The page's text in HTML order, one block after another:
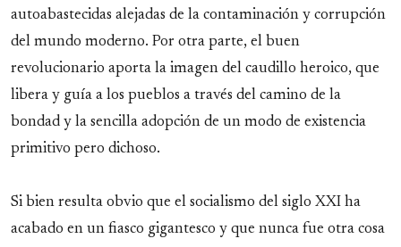
autoabastecidas alejadas de la contaminación y corrupción
del mundo moderno. Por otra parte, el buen
revolucionario aporta la imagen del caudillo heroico, que
libera y guía a los pueblos a través del camino de la
bondad y la sencilla adopción de un modo de existencia
primitivo pero dichoso.
Si bien resulta obvio que el socialismo del siglo XXI ha
acabado en un fiasco gigantesco y que nunca fue otra cosa